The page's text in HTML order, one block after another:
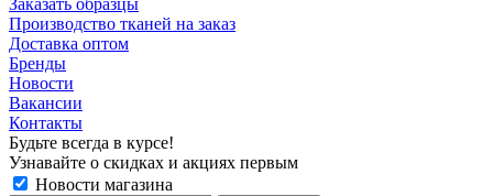
Заказать образцы
Производство тканей на заказ
Доставка оптом
Бренды
Новости
Вакансии
Контакты
Будьте всегда в курсе!
Узнавайте о скидках и акциях первым
Новости магазина